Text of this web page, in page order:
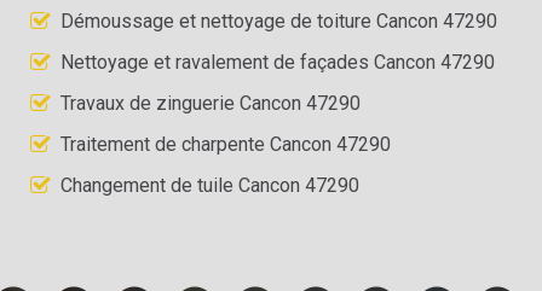
Démoussage et nettoyage de toiture Cancon 47290
Nettoyage et ravalement de façades Cancon 47290
Travaux de zinguerie Cancon 47290
Traitement de charpente Cancon 47290
Changement de tuile Cancon 47290